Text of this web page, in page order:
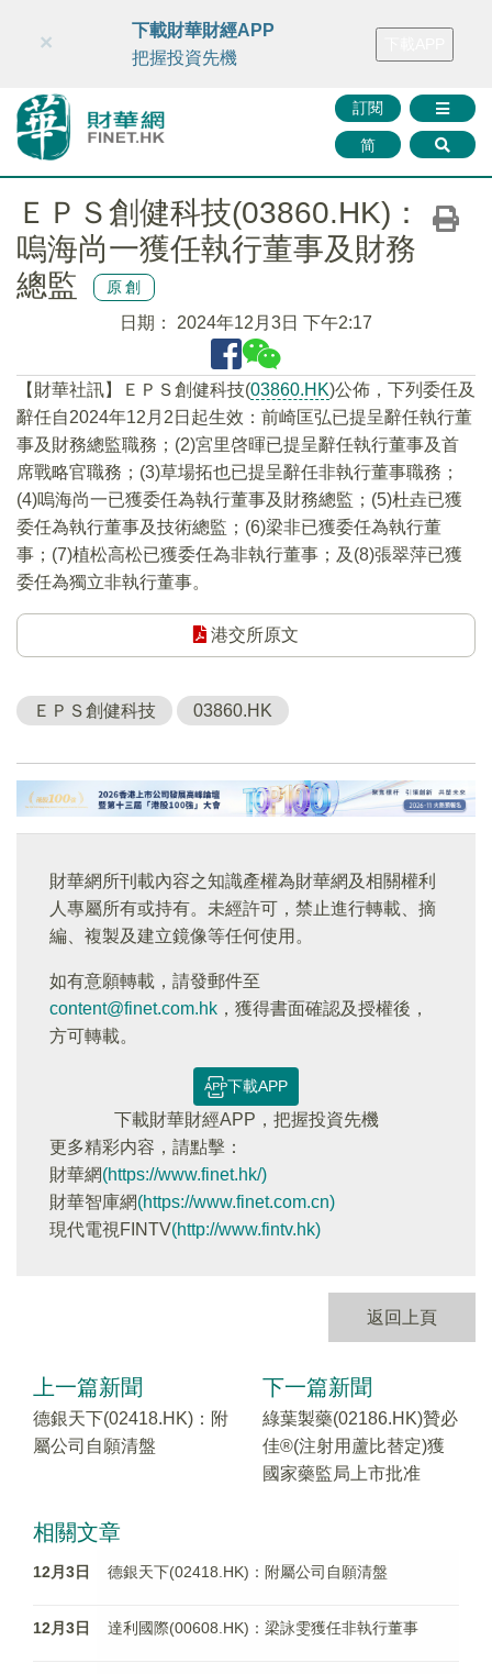
財華智庫網 FINTV FINMETA 財華證券 媒體矩陣
訂閱
简
×
下載財華財經APP
把握投資先機
ＥＰＳ創健科技(03860.HK)：
嗚海尚一獲任執行董事及財務
總監
原創
日期： 2024年12月3日 下午2:17
【財華社訊】ＥＰＳ創健科技(03860.HK)公佈，下列委任及
辭任自2024年12月2日起生效：前崎匡弘已提呈辭任執行董
事及財務總監職務；(2)宮里啓暉已提呈辭任執行董事及首
席戰略官職務；(3)草場拓也已提呈辭任非執行董事職務；
(4)嗚海尚一已獲委任為執行董事及財務總監；(5)杜垚已獲
委任為執行董事及技術總監；(6)梁非已獲委任為執行董
事；(7)植松高松已獲委任為非執行董事；及(8)張翠萍已獲
委任為獨立非執行董事。
港交所原文
ＥＰＳ創健科技 03860.HK
財華網所刊載內容之知識產權為財華網及相關權利
人專屬所有或持有。未經許可，禁止進行轉載、摘
編、複製及建立鏡像等任何使用。
如有意願轉載，請發郵件至
content@finet.com.hk ，獲得書面確認及授權後，
方可轉載。
下載APP
下載財華財經APP，把握投資先機
更多精彩内容，請點擊：
財華網(https://www.finet.hk/)
財華智庫網(https://www.finet.com.cn)
現代電視FINTV(http://www.fintv.hk)
返回上頁
上一篇新聞
德銀天下(02418.HK)：附
屬公司自願清盤
下一篇新聞
綠葉製藥(02186.HK)贊必
佳®(注射用蘆比替定)獲
國家藥監局上市批准
相關文章
12月3日 德銀天下(02418.HK)：附屬公司自願清盤
12月3日 達利國際(00608.HK)：梁詠雯獲任非執行董事